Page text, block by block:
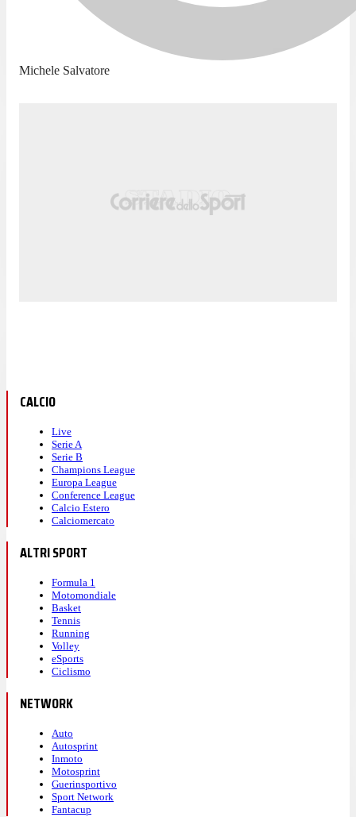
Michele Salvatore
CALCIO
Live
Serie A
Serie B
Champions League
Europa League
Conference League
Calcio Estero
Calciomercato
ALTRI SPORT
Formula 1
Motomondiale
Basket
Tennis
Running
Volley
eSports
Ciclismo
NETWORK
Auto
Autosprint
Inmoto
Motosprint
Guerinsportivo
Sport Network
Fantacup